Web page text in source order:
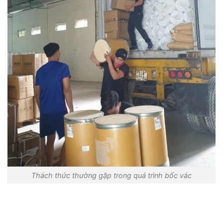
Thách thức thường gặp trong quá trình bốc vác